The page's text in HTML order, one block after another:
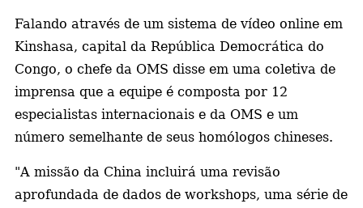
Falando através de um sistema de vídeo online em
Kinshasa, capital da República Democrática do
Congo, o chefe da OMS disse em uma coletiva de
imprensa que a equipe é composta por 12
especialistas internacionais e da OMS e um
número semelhante de seus homólogos chineses.
"A missão da China incluirá uma revisão
aprofundada de dados de workshops, uma série de